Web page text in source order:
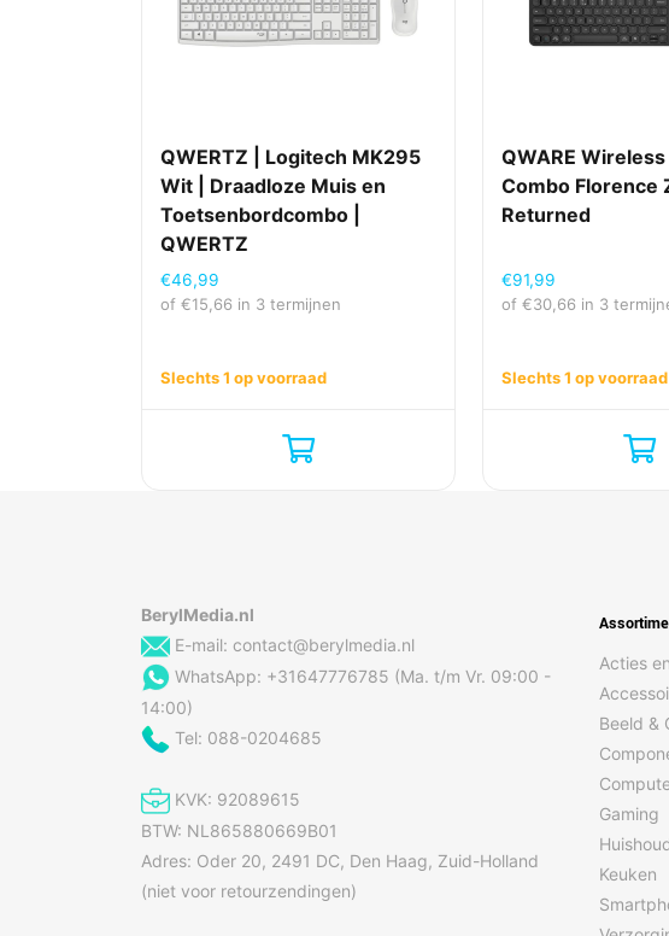
QWERTZ | Logitech MK295
Wit | Draadloze Muis en
Toetsenbordcombo |
QWERTZ
€46,99
of €15,66 in 3 termijnen
Slechts 1 op voorraad
QWARE
Combo Florence
Returned
€91,99
of€30,66 in 3
Slechts 1 op voorraad
BerylMedia.nl
E-mail: contact@berylmedia.nl
WhatsApp: +31647776785 (Ma. t/m Vr. 09:00 -
14:00)
Tel: 088-0204685
KVK: 92089615
BTW: NL865880669B01
Adres: Oder 20, 2491 DC, Den Haag, Zuid-Holland
(niet voor retourzendingen)
Acties
Beeld &
Gaming
Keuken